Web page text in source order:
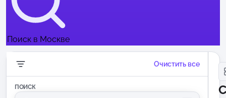
Поиск в Москве
Очистить все
ПОИСК